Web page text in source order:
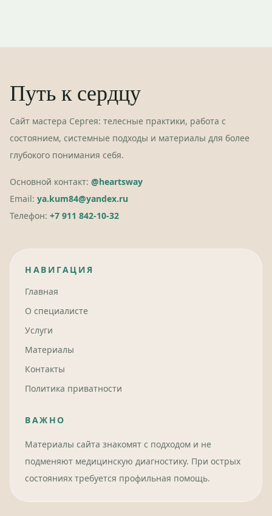
Путь к сердцу
Сайт мастера Сергея: телесные практики, работа с
состоянием, системные подходы и материалы для более
глубокого понимания себя.
Основной контакт: @heartsway
Email: ya.kum84@yandex.ru
Телефон: +7 911 842-10-32
НАВИГАЦИЯ
Главная
О специалисте
Услуги
Материалы
Контакты
Политика приватности
ВАЖНО
Материалы сайта знакомят с подходом и не
подменяют медицинскую диагностику. При острых
состояниях требуется профильная помощь.